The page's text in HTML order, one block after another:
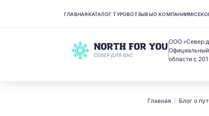
ГЛАВНАЯКАТАЛОГ ТУРОВОТЗЫВЫО КОМПАНИИMICE
ООО «Север
Официальный
области с
Главная / Блог о